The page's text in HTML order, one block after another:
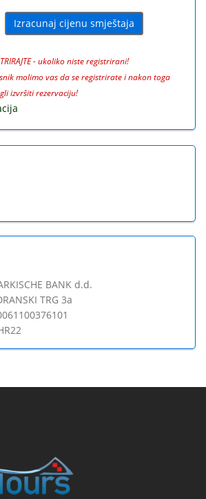
- ukoliko niste registrirani!
molimo vas da se registrirate i nakon toga
izvršiti rezervaciju!
BANK d.d.
TRG 3a